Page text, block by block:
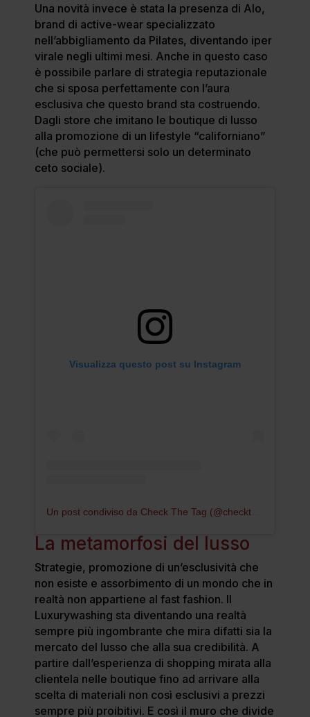
Una novità invece è stata la presenza di Alo,
brand di active-wear specializzato
nell’abbigliamento da Pilates, diventando iper
virale negli ultimi mesi. Anche in questo caso
è possibile parlare di strategia reputazionale
che si sposa perfettamente con l’aura
esclusiva che questo brand sta costruendo.
Dagli store che imitano le boutique di lusso
alla promozione di un lifestyle “californiano”
(che può permettersi solo un determinato
ceto sociale).
Visualizza questo post su Instagram
Un post condiviso da Check The Tag (@checkthetag)
La metamorfosi del lusso
Strategie, promozione di un’esclusività che
non esiste e assorbimento di un mondo che in
realtà non appartiene al fast fashion. Il
Luxurywashing sta diventando una realtà
sempre più ingombrante che mira difatti sia la
mercato del lusso che alla sua credibilità. A
partire dall’esperienza di shopping mirata alla
clientela nelle boutique fino ad arrivare alla
scelta di materiali non così esclusivi a prezzi
sempre più proibitivi. E così il muro che divide